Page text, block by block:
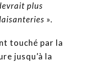
plus
».
touché par la
jusqu’à la